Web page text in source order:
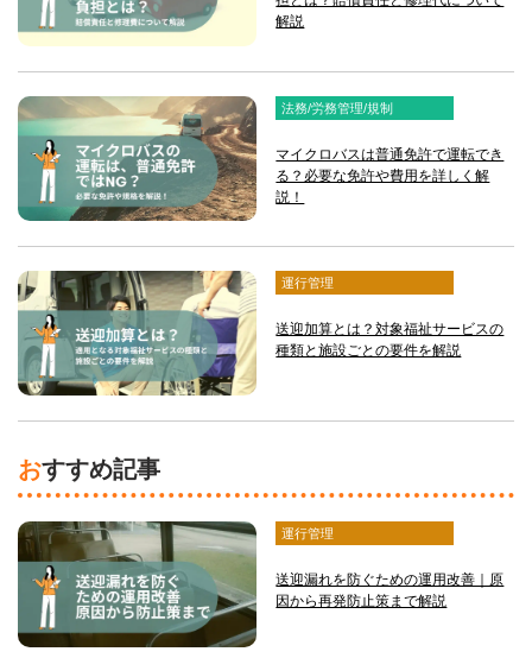
解説
法務/労務管理/規制
マイクロバスは普通免許で運転でき
る？必要な免許や費用を詳しく解
説！
運行管理
送迎加算とは？対象福祉サービスの
種類と施設ごとの要件を解説
おすすめ記事
運行管理
送迎漏れを防ぐための運用改善｜原
因から再発防止策まで解説